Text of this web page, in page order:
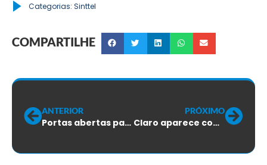
Categorias: Sinttel
COMPARTILHE
ANTERIOR
Portas abertas para novos projetos em prol dos trabalhadores
PRÓXIMO
Claro aparece com proposta “nudes”, sem nada para mostrar